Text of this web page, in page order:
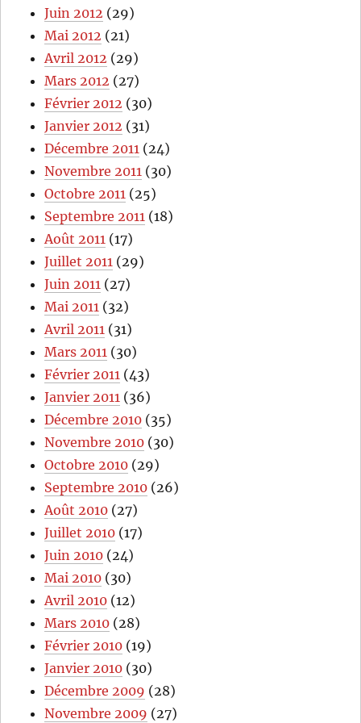
Juin 2012 (29)
Mai 2012 (21)
Avril 2012 (29)
Mars 2012 (27)
Février 2012 (30)
Janvier 2012 (31)
Décembre 2011 (24)
Novembre 2011 (30)
Octobre 2011 (25)
Septembre 2011 (18)
Août 2011 (17)
Juillet 2011 (29)
Juin 2011 (27)
Mai 2011 (32)
Avril 2011 (31)
Mars 2011 (30)
Février 2011 (43)
Janvier 2011 (36)
Décembre 2010 (35)
Novembre 2010 (30)
Octobre 2010 (29)
Septembre 2010 (26)
Août 2010 (27)
Juillet 2010 (17)
Juin 2010 (24)
Mai 2010 (30)
Avril 2010 (12)
Mars 2010 (28)
Février 2010 (19)
Janvier 2010 (30)
Décembre 2009 (28)
Novembre 2009 (27)